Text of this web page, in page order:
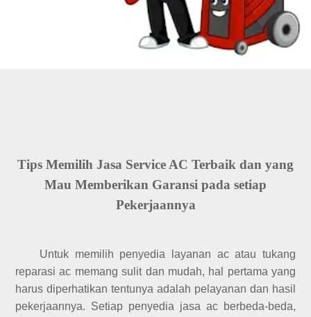
Tips Memilih Jasa Service AC Terbaik dan yang
Mau Memberikan Garansi pada setiap
Pekerjaannya
Untuk memilih penyedia layanan ac atau tukang
reparasi ac memang sulit dan mudah, hal pertama yang
harus diperhatikan tentunya adalah pelayanan dan hasil
pekerjaannya. Setiap penyedia jasa ac berbeda-beda,